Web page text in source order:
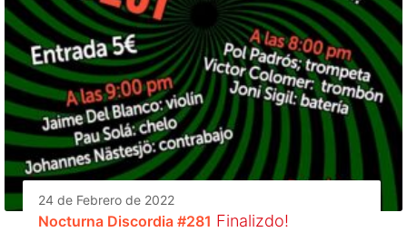
24 de Febrero de 2022
Nocturna Discordia #281 Finalizdo!